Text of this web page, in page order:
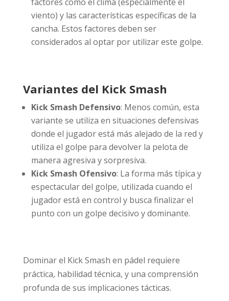
viento) y las características específicas de la
cancha. Estos factores deben ser
considerados al optar por utilizar este golpe.
Variantes del Kick Smash
Kick Smash Defensivo: Menos común, esta
variante se utiliza en situaciones defensivas
donde el jugador está más alejado de la red y
utiliza el golpe para devolver la pelota de
manera agresiva y sorpresiva.
Kick Smash Ofensivo: La forma más típica y
espectacular del golpe, utilizada cuando el
jugador está en control y busca finalizar el
punto con un golpe decisivo y dominante.
Dominar el Kick Smash en pádel requiere
práctica, habilidad técnica, y una comprensión
profunda de sus implicaciones tácticas.